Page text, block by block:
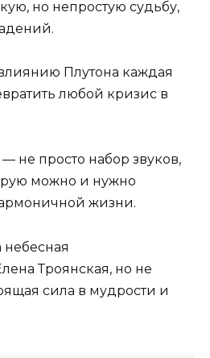
но непростую судьбу,
Плутона каждая
любой кризис в
не просто набор звуков,
можно и нужно
жизни.
небесная
Троянская, но не
сила в мудрости и